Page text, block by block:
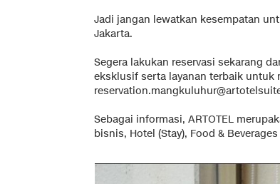
Jadi jangan lewatkan kesempatan
Jakarta.
Segera lakukan reservasi sekarang
eksklusif serta layanan terbaik untuk
Sebagai informasi, ARTOTEL
bisnis, Hotel (Stay), Food &